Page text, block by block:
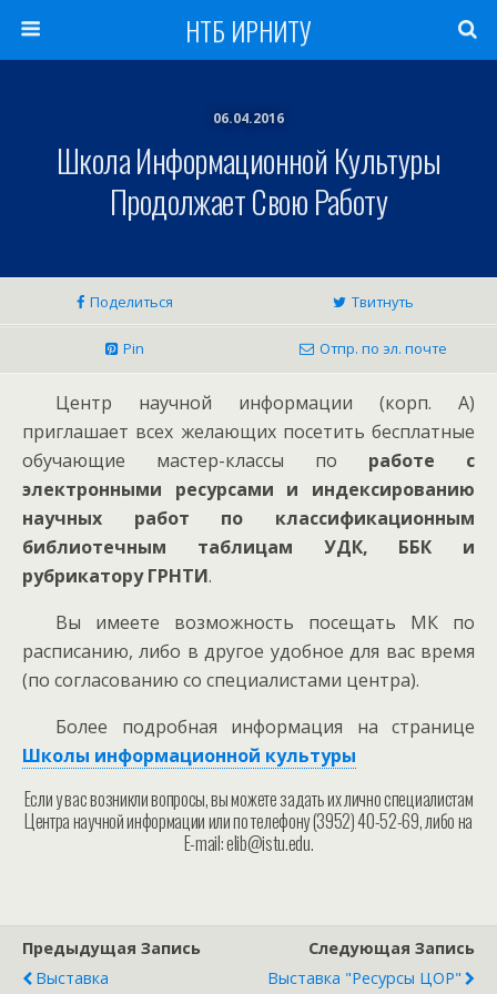
НТБ ИРНИТУ
06.04.2016
Школа Информационной Культуры
Продолжает Свою Работу
Поделиться Твитнуть
Pin Отпр. по эл. почте
Центр научной информации (корп. А)
приглашает всех желающих посетить бесплатные
обучающие мастер-классы по работе с
электронными ресурсами и индексированию
научных работ по классификационным
библиотечным таблицам УДК, ББК и
рубрикатору ГРНТИ.
Вы имеете возможность посещать МК по
расписанию, либо в другое удобное для вас время
(по согласованию со специалистами центра).
Более подробная информация на странице
Школы информационной культуры
Если у вас возникли вопросы, вы можете задать их лично специалистам
Центра научной информации или по телефону (3952) 40-52-69, либо на
E-mail: elib@istu.edu.
Предыдущая Запись
Выставка
Следующая Запись
Выставка "Ресурсы ЦОР"